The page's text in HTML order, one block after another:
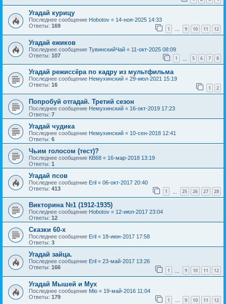
Угадай курицу
Последнее сообщение Hobotov « 14-ноя-2025 14:33
Ответы: 169 1 … 9 10 11 12
Угадай ежиков
Последнее сообщение ТувинскийЧай « 11-окт-2025 08:09
Ответы: 107 1 5 6 7 8
Угадай режиссёра по кадру из мультфильма
Последнее сообщение Немухинский « 29-июл-2021 15:19
Ответы: 16 1 2
Попробуй отгадай. Третий сезон
Последнее сообщение Немухинский « 16-окт-2019 17:23
Ответы: 7
Угадай чудика
Последнее сообщение Немухинский « 10-сен-2018 12:41
Ответы: 6
Чьим голосом (тест)?
Последнее сообщение КВ68 « 16-мар-2018 13:19
Ответы: 1
Угадай псов
Последнее сообщение Eril « 06-окт-2017 20:40
Ответы: 413 1 25 26 27 28
Викторина №1 (1912-1935)
Последнее сообщение Hobotov « 12-июл-2017 23:04
Ответы: 12
Сказки 60-х
Последнее сообщение Eril « 18-июн-2017 17:58
Ответы: 3
Угадай зайца.
Последнее сообщение Eril « 23-май-2017 13:26
Ответы: 166 1 9 10 11 12
Угадай Мышей и Мух
Последнее сообщение Mio « 19-май-2016 11:04
Ответы: 179 1 … 9 10 11 12